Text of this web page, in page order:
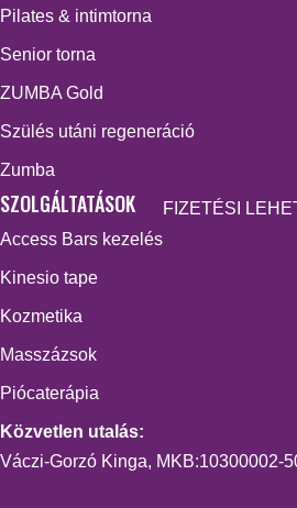
Pilates & intimtorna
Senior torna
ZUMBA Gold
Szülés utáni regeneráció
Zumba
SZOLGÁLTATÁSOK
Access Bars kezelés
Kinesio tape
Kozmetika
Masszázsok
Piócaterápia
FIZETÉSI
Közvetlen utalás:
Váczi-Gorzó Kinga, MKB:10300002-